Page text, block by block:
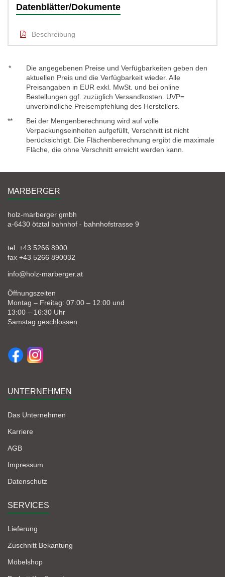
Datenblätter/Dokumente
Beschreibung
*
Die angegebenen Preise und Verfügbarkeiten geben den
aktuellen Preis und die Verfügbarkeit wieder. Alle
Preisangaben in EUR exkl. MwSt. und bei online
Bestellungen ggf. zuzüglich Versandkosten. UVP=
unverbindliche Preisempfehlung des Herstellers.
**
Bei der Mengenberechnung wird auf volle
Verpackungseinheiten aufgefüllt, Verschnitt ist nicht
berücksichtigt. Die Flächenberechnung ergibt die maximale
Fläche, die ohne Verschnitt erreicht werden kann.
MARBERGER
holz-marberger gmbh
a-6430 ötztal bahnhof - bahnhofstrasse 9
tel. +43 5266 8900
fax +43 5266 890032
info@holz-marberger.at
Öffnungszeiten
Montag – Freitag: 07:00 – 12:00 und
13:00 – 16:30 Uhr
Samstag geschlossen
UNTERNEHMEN
Das Unternehmen
Karriere
AGB
Impressum
Datenschutz
SERVICES
Lieferung
Zuschnitt Bekantung
Möbelshop